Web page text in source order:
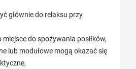
głównie do relaksu przy
miejsce do spożywania posiłków,
lub modułowe mogą okazać się